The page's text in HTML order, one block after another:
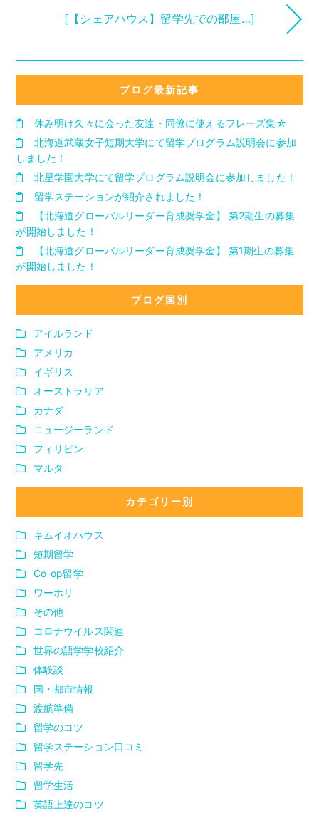
[【シェアハウス】留学先での部屋…]
ブログ最新記事
休み明け久々に会った友達・同僚に使えるフレーズ集☆
北海道武蔵女子短期大学にて留学プログラム説明会に参加
しました！
北星学園大学にて留学プログラム説明会に参加しました！
留学ステーションが紹介されました！
【北海道グローバルリーダー育成奨学金】 第2期生の募集
が開始しました！
【北海道グローバルリーダー育成奨学金】 第1期生の募集
が開始しました！
ブログ国別
アイルランド
アメリカ
イギリス
オーストラリア
カナダ
ニュージーランド
フィリピン
マルタ
カテゴリー別
キムイオハウス
短期留学
Co-op留学
ワーホリ
その他
コロナウイルス関連
世界の語学学校紹介
体験談
国・都市情報
渡航準備
留学のコツ
留学ステーション口コミ
留学先
留学生活
英語上達のコツ